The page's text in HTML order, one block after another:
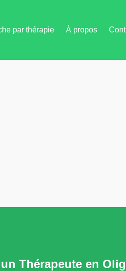
par thérapie À propos
Thérapeute en